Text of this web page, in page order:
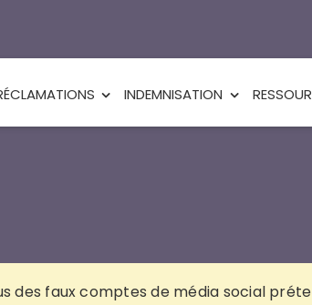
INDEMNISATION
des faux comptes de média social